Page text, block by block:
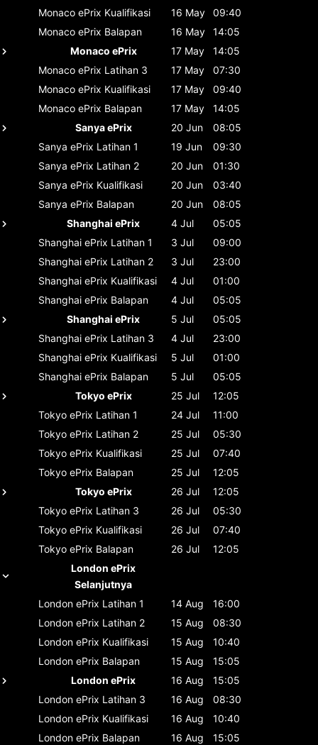
Monaco ePrix Kualifikasi 16 May
09:40
Monaco ePrix Balapan 16 May
14:05
Monaco ePrix
17 May
14:05
Monaco ePrix Latihan 3 17 May
07:30
Monaco ePrix Kualifikasi 17 May
09:40
Monaco ePrix Balapan 17 May
14:05
Sanya ePrix
20 Jun
08:05
Sanya ePrix Latihan 1 19 Jun
09:30
Sanya ePrix Latihan 2 20 Jun
01:30
Sanya ePrix Kualifikasi 20 Jun
03:40
Sanya ePrix Balapan 20 Jun
08:05
Shanghai ePrix
4 Jul
05:05
Shanghai ePrix Latihan 1 3 Jul
09:00
Shanghai ePrix Latihan 2 3 Jul
23:00
Shanghai ePrix Kualifikasi 4 Jul
01:00
Shanghai ePrix Balapan 4 Jul
05:05
Shanghai ePrix
5 Jul
05:05
Shanghai ePrix Latihan 3 4 Jul
23:00
Shanghai ePrix Kualifikasi 5 Jul
01:00
Shanghai ePrix Balapan 5 Jul
05:05
Tokyo ePrix
25 Jul
12:05
Tokyo ePrix Latihan 1 24 Jul
11:00
Tokyo ePrix Latihan 2 25 Jul
05:30
Tokyo ePrix Kualifikasi 25 Jul
07:40
Tokyo ePrix Balapan 25 Jul
12:05
Tokyo ePrix
26 Jul
12:05
Tokyo ePrix Latihan 3 26 Jul
05:30
Tokyo ePrix Kualifikasi 26 Jul
07:40
Tokyo ePrix Balapan 26 Jul
12:05
London ePrix
Selanjutnya
London ePrix Latihan 1 14 Aug
16:00
London ePrix Latihan 2 15 Aug
08:30
London ePrix Kualifikasi 15 Aug
10:40
London ePrix Balapan 15 Aug
15:05
London ePrix
16 Aug
15:05
London ePrix Latihan 3 16 Aug
08:30
London ePrix Kualifikasi 16 Aug
10:40
London ePrix Balapan 16 Aug 15:05